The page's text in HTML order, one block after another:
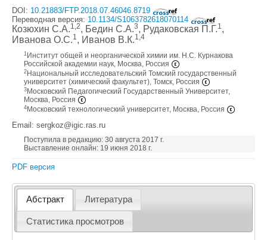
DOI: 10.21883/FTP.2018.07.46046.8719
Переводная версия: 10.1134/S1063782618070114
Козюхин С.А.1,2, Бедин С.А.3, Рудаковская П.Г.1,
Иванова О.С.1, Иванов В.К.1,4
1 Институт общей и неорганической химии им. Н.С. Курнакова
Российской академии наук, Москва, Россия
2 Национальный исследовательский Томский государственный
университет (химический факультет), Томск, Россия
3 Московский Педагогический Государственный Университет,
Москва, Россия
4 Московский технологический университет, Москва, Россия
Email: sergkoz@igic.ras.ru
Поступила в редакцию: 30 августа 2017 г.
Выставление онлайн: 19 июня 2018 г.
PDF версия
Абстракт Литература
Статистика просмотров